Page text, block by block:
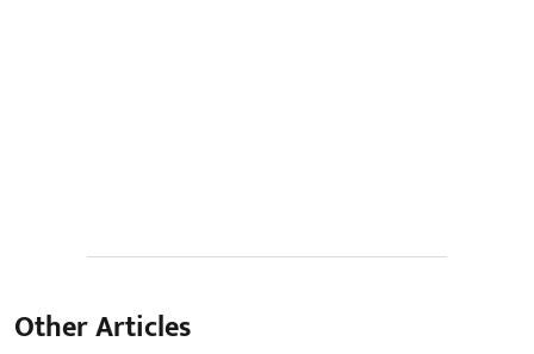
Other Articles